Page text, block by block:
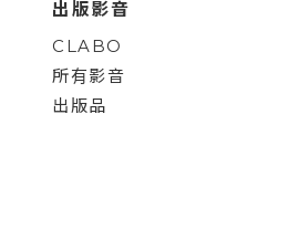
出版影音
CLABO
所有影音
出版品